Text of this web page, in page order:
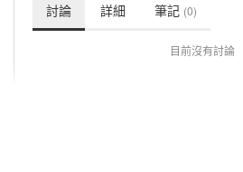
討論 詳細 筆記 (0)
目前沒有討論